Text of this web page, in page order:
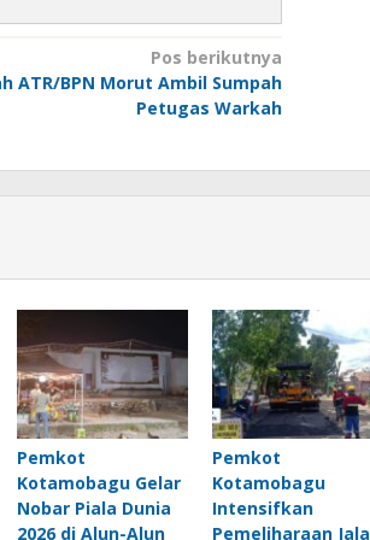
Pos berikutnya
ATR/BPN Morut Ambil Sumpah
Petugas Warkah
Pemkot
Kotamobagu Gelar
Nobar Piala Dunia
2026 di Alun-Alun
Pemkot
Kotamobagu
Intensifkan
Pemeliharaan